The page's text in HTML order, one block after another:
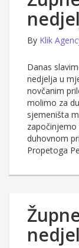
By Klik
Danas
nedjelja u
novčanim
molimo za
sjemeništa
duhovnom
Propetoga